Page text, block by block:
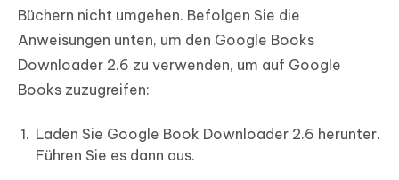
Büchern nicht umgehen. Befolgen Sie die
Anweisungen unten, um den Google Books
Downloader 2.6 zu verwenden, um auf Google
Books zuzugreifen:
Laden Sie Google Book Downloader 2.6 herunter.
Führen Sie es dann aus.